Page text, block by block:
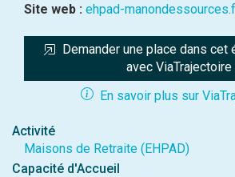
Site web : ehpad-
Demander une place dans
avec ViaTrajectoire
En savoir plus sur
Activité
Maisons de Retraite (EHPAD)
Capacité d'Accueil